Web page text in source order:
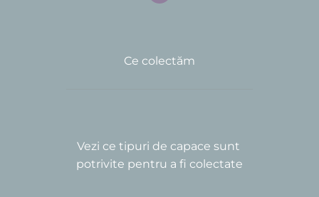
Ce colectăm
Vezi ce tipuri de capace sunt
potrivite pentru a fi colectate